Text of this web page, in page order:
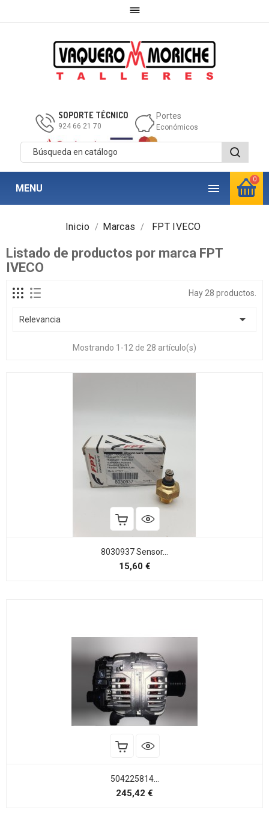

0
SOPORTE TÉCNICO
924 66 21 70
Portes
Económicos

MENU
Inicio Marcas FPT IVECO
Listado de productos por marca FPT
IVECO
Hay 28 productos.
Relevancia 
Mostrando 1-12 de 28 artículo(s)
8030937 Sensor...
15,60 €Precio
504225814...
245,42 €